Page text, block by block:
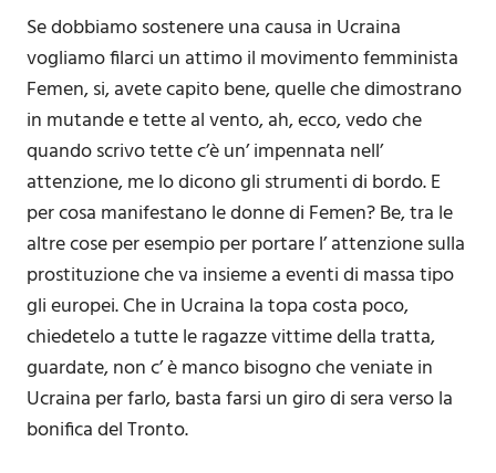
Se dobbiamo sostenere una causa in Ucraina
vogliamo filarci un attimo il movimento femminista
Femen, si, avete capito bene, quelle che dimostrano
in mutande e tette al vento, ah, ecco, vedo che
quando scrivo tette c’è un’ impennata nell’
attenzione, me lo dicono gli strumenti di bordo. E
per cosa manifestano le donne di Femen? Be, tra le
altre cose per esempio per portare l’ attenzione sulla
prostituzione che va insieme a eventi di massa tipo
gli europei. Che in Ucraina la topa costa poco,
chiedetelo a tutte le ragazze vittime della tratta,
guardate, non c’ è manco bisogno che veniate in
Ucraina per farlo, basta farsi un giro di sera verso la
bonifica del Tronto.